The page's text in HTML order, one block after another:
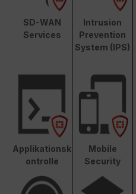
SD-WAN
Services
Intrusion
Prevention
System (IPS)
Applikationsk
ontrolle
Mobile
Security